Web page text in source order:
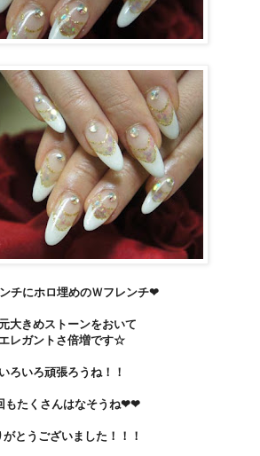
チにホロ埋めのＷフレンチ❤
大きめストーンをおいて
レガントさ倍増です☆
ろいろ頑張ろうね！！
もたくさんはなそうね❤❤
がとうございました！！！